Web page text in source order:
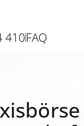
410FAQ